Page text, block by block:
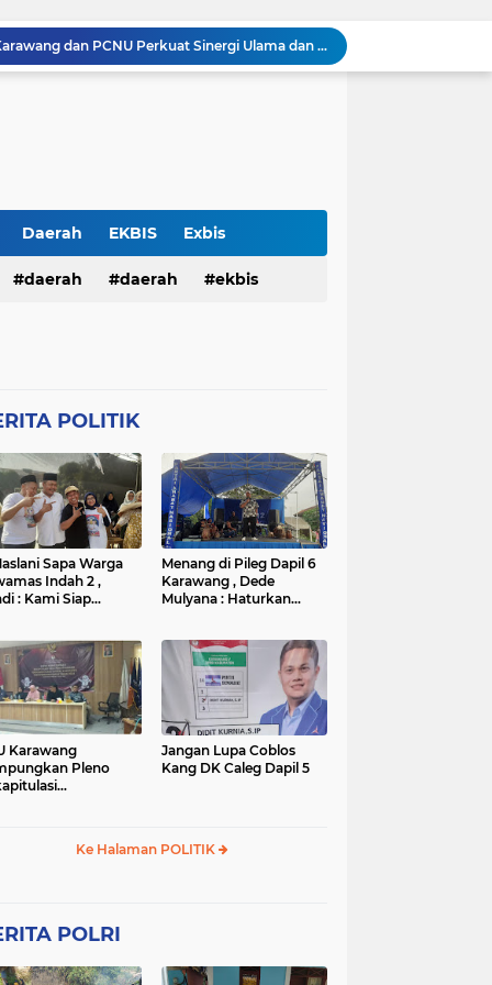
Silaturahmi Kapolresta Karawang dan PCNU Perkuat Sinergi Ulama dan Polri Jaga Kondusivitas Daerah
Perkuat Sinergitas, Kapolresta Karawang Kombes Mario Prahatinto Silaturahmi Awak Media
Pengamanan MotoGP 2026
Daerah EKBIS Exbis
Polda Bali Połda Bali
Połres Karawang.
Karawang Polri poĺri
TNI TNI WISATA
daerah daerah ekbis
ciko polres garut
połres karawang
polres subang
połsek karawang
POLITIK
Sapa Warga
Indah 2 ,
: Kami Siap
Menang di Pileg Dapil 6
Karawang , Dede
Mulyana : Haturkan
Karawang
Pleno
Jangan Lupa Coblos
Kang DK Caleg Dapil 5
Ke Halaman POLITIK
POLRI